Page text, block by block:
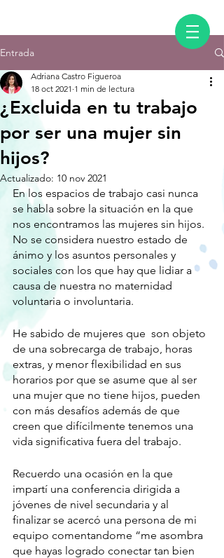
Entrada
¿Excluida en tu trabajo
por ser una mujer sin
hijos?
Adriana Castro Figueroa
18 oct 2021 1 min de lectura
Actualizado: 10 nov 2021
En los espacios de trabajo casi nunca
se habla sobre la situación en la que
nos encontramos las mujeres sin hijos.
No se considera nuestro estado de
ánimo y los asuntos personales y
sociales con los que hay que lidiar a
causa de nuestra no maternidad
voluntaria o involuntaria.
He sabido de mujeres que  son objeto
de una sobrecarga de trabajo, horas
extras, y menor flexibilidad en sus
horarios por que se asume que al ser
una mujer que no tiene hijos, pueden
con más desafíos además de que
creen que difícilmente tenemos una
vida significativa fuera del trabajo.
Recuerdo una ocasión en la que
impartí una conferencia dirigida a
jóvenes de nivel secundaria y al
finalizar se acercó una persona de mi
equipo comentandome “me asombra
que hayas logrado conectar tan bien